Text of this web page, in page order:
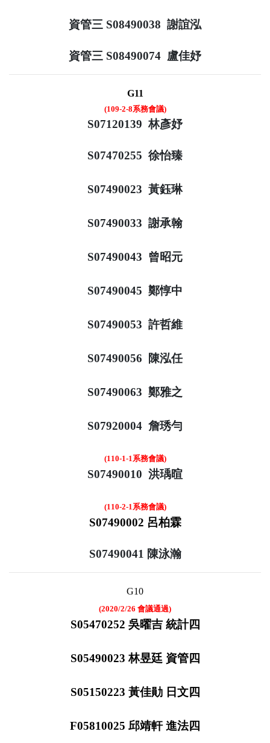
資管三 S08490038 謝誼泓
資管三 S08490074 盧佳妤
G11
(109-2-8系務會議)
S07120139 林彥妤
S07470255 徐怡臻
S07490023 黃鈺琳
S07490033 謝承翰
S07490043 曾昭元
S07490045 鄭惇中
S07490053 許哲維
S07490056 陳泓任
S07490063 鄭雅之
S07920004 詹琇勻
(110-1-1系務會議)
S07490010 洪瑀暄
(110-2-1系務會議)
S07490002 呂柏霖
S07490041 陳泳瀚
G10
(2020/2/26 會議通過)
S05470252 吳曜吉 統計四
S05490023 林昱廷 資管四
S05150223 黃佳勛 日文四
F05810025 邱靖軒 進法四